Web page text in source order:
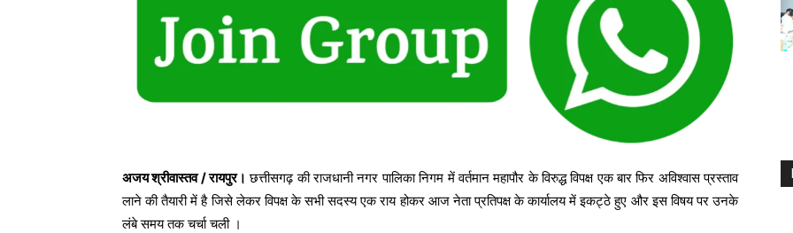
अजय श्रीवास्तव / रायपुर। छत्तीसगढ़ की राजधानी नगर पालिका निगम में वर्तमान महापौर के विरुद्ध विपक्ष एक बार फिर अविश्वास प्रस्ताव
लाने की तैयारी में है जिसे लेकर विपक्ष के सभी सदस्य एक राय होकर आज नेता प्रतिपक्ष के कार्यालय में इकट्ठे हुए और इस विषय पर उनके
लंबे समय तक चर्चा चली ।